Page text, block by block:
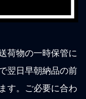
荷物の一時保管に
翌日早朝納品の前
す。ご必要に合わ